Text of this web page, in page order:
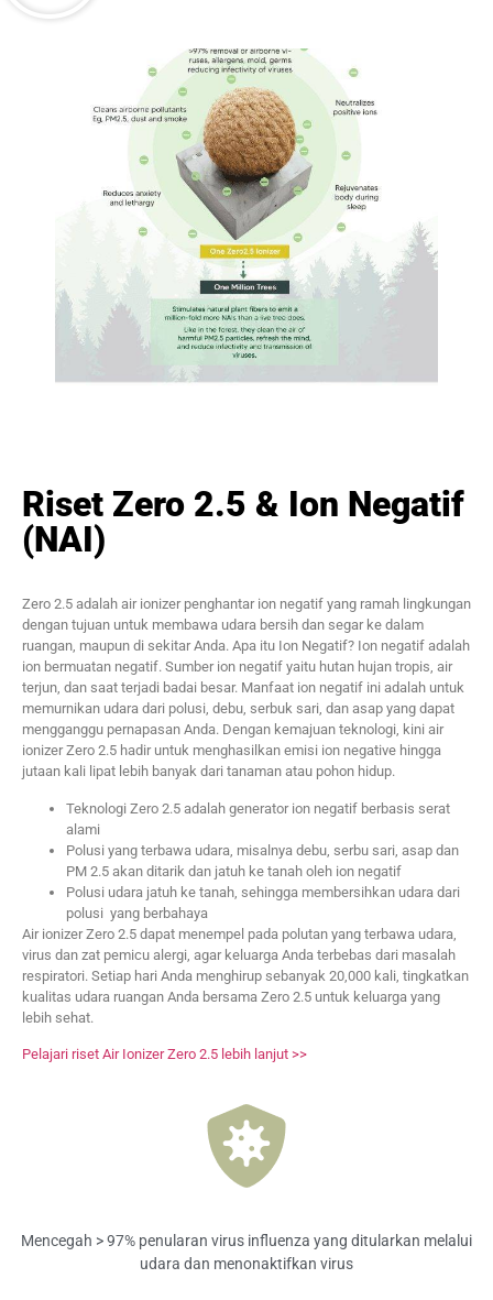
Riset Zero 2.5 & Ion Negatif
(NAI)
Zero 2.5 adalah air ionizer penghantar ion negatif yang ramah lingkungan
dengan tujuan untuk membawa udara bersih dan segar ke dalam
ruangan, maupun di sekitar Anda. Apa itu Ion Negatif? Ion negatif adalah
ion bermuatan negatif. Sumber ion negatif yaitu hutan hujan tropis, air
terjun, dan saat terjadi badai besar. Manfaat ion negatif ini adalah untuk
memurnikan udara dari polusi, debu, serbuk sari, dan asap yang dapat
mengganggu pernapasan Anda. Dengan kemajuan teknologi, kini air
ionizer Zero 2.5 hadir untuk menghasilkan emisi ion negative hingga
jutaan kali lipat lebih banyak dari tanaman atau pohon hidup.
Teknologi Zero 2.5 adalah generator ion negatif berbasis serat
alami
Polusi yang terbawa udara, misalnya debu, serbu sari, asap dan
PM 2.5 akan ditarik dan jatuh ke tanah oleh ion negatif
Polusi udara jatuh ke tanah, sehingga membersihkan udara dari
polusi yang berbahaya
Air ionizer Zero 2.5 dapat menempel pada polutan yang terbawa udara,
virus dan zat pemicu alergi, agar keluarga Anda terbebas dari masalah
respiratori. Setiap hari Anda menghirup sebanyak 20,000 kali, tingkatkan
kualitas udara ruangan Anda bersama Zero 2.5 untuk keluarga yang
lebih sehat.
Pelajari riset Air Ionizer Zero 2.5 lebih lanjut >>
Mencegah > 97% penularan virus influenza yang ditularkan melalui
udara dan menonaktifkan virus